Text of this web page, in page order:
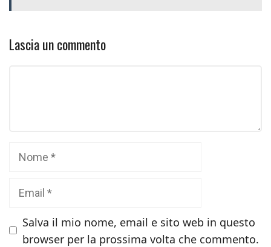
Lascia un commento
Salva il mio nome, email e sito web in questo
browser per la prossima volta che commento.